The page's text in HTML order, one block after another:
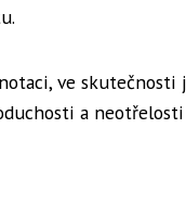
ve skutečnosti
a neotřelosti